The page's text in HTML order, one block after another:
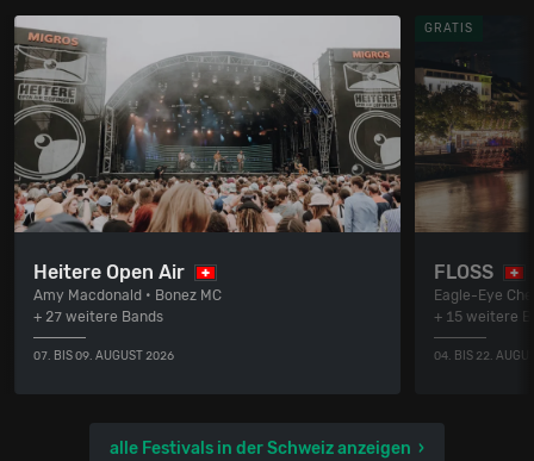
Heitere Open Air
Amy Macdonald • Bonez MC
+ 27 weitere Bands
07. BIS 09. AUGUST 2026
GRATIS
FLOSS
Eagle-Eye
+ 15 weitere
04. BIS 22.
alle Festivals in der Schweiz anzeigen